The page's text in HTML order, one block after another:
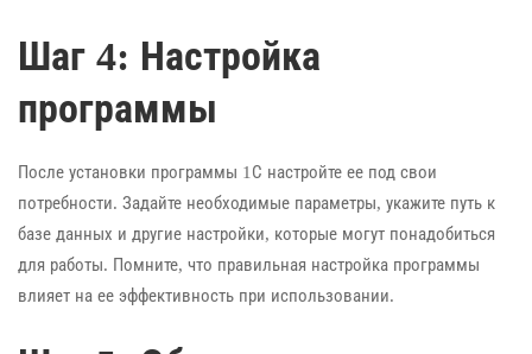
Шаг 4: Настройка
программы
После установки программы 1С настройте ее под свои
потребности. Задайте необходимые параметры, укажите путь к
базе данных и другие настройки, которые могут понадобиться
для работы. Помните, что правильная настройка программы
влияет на ее эффективность при использовании.